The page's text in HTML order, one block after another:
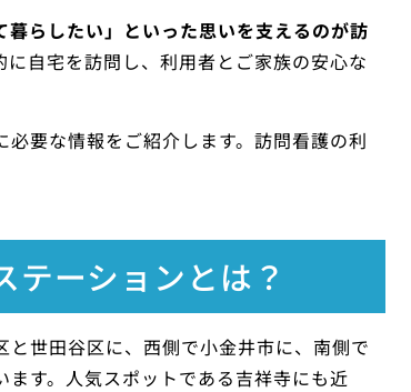
暮らしたい」といった思いを支えるのが訪
自宅を訪問し、利用者とご家族の安心な
要な情報をご紹介します。訪問看護の利
テーションとは？
世田谷区に、西側で小金井市に、南側で
す。人気スポットである吉祥寺にも近